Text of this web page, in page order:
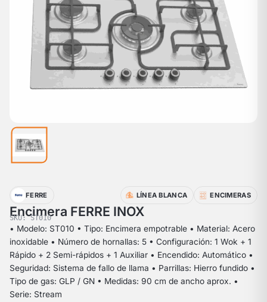
FERRE LÍNEA BLANCA ENCIMERAS
Encimera FERRE INOX
SKU: ST010
• Modelo: ST010 • Tipo: Encimera empotrable • Material: Acero
inoxidable • Número de hornallas: 5 • Configuración: 1 Wok + 1
Rápido + 2 Semi-rápidos + 1 Auxiliar • Encendido: Automático •
Seguridad: Sistema de fallo de llama • Parrillas: Hierro fundido •
Tipo de gas: GLP / GN • Medidas: 90 cm de ancho aprox. •
Serie: Stream